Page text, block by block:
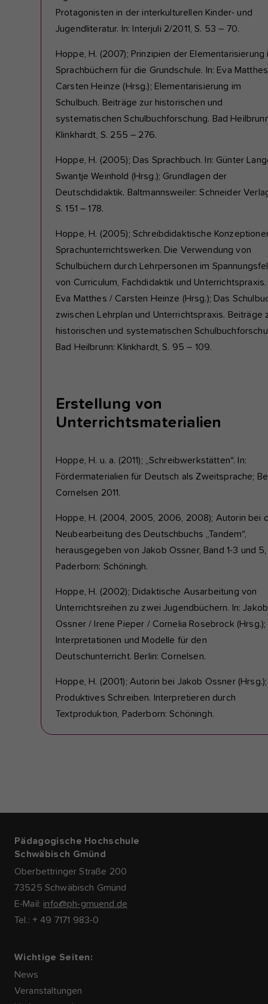
Protagonisten in der interkulturellen Kinder- und
Jugendliteratur. In: Interjuli 2/2011, S. 53 – 70.
Hoppe, H. (2007); Prinzipien der Elementarisierung
Sprachbüchern für die Grundschule. In: Eva
Carsten Heinze (Hrsg.); Elementarisierung im
Schulbuch. Beiträge zur historischen und
systematischen Schulbuchforschung. Bad
Klinkhardt, S. 255 – 276.
Hoppe, H. (2005); Das Sprachbuch. In: Günter
Swantje Weinhold (Hrsg.); Grundlagen der
Deutschdidaktik. Baltmannsweiler: Schneider
S. 151 – 178.
Hoppe, H. (2005); Schreibdidaktische
Sprachunterrichtswerken. Die Verwendung von
Schulbüchern durch Lehrpersonen im
von Curriculum, Fachdidaktik und Unterrichtspraxis.
Eva Matthes / Carsten Heinze (Hrsg.); Das
zwischen Lehrplan und Unterrichtspraxis. Beiträge
historischen und systematischen
Bad Heilbrunn: Klinkhardt, S. 95 – 109.
Erstellung von
Unterrichtsmaterialien
Hoppe, H. u. a. (2011); „Schreibwerkstätten“. In:
Fördermaterialien für Deutsch als Zweitsprache;
Cornelsen 2011.
Hoppe, H. (2004, 2005, 2006, 2008); Autorin bei
Neubearbeitung des Deutschbuchs „Tandem“,
herausgegeben von Jakob Ossner, Band 1-3 und 5,
Paderborn: Schöningh.
Hoppe, H. (2002); Didaktische Ausarbeitung von
Unterrichtsreihen zu zwei Jugendbüchern. In: Jakob
Ossner / Irene Pieper / Cornelia Rosebrock (Hrsg.);
Interpretationen und Modelle für den
Deutschunterricht. Berlin: Cornelsen.
Hoppe, H. (2001); Autorin bei Jakob Ossner (Hrsg.);
Produktives Schreiben. Interpretieren durch
Textproduktion, Paderborn: Schöningh.
Pädagogische Hochschule
Schwäbisch Gmünd
Oberbettringer Straße 200
73525 Schwäbisch Gmünd
E-Mail: info@ph-gmuend.de
Tel.: + 49 7171 983-0
Wichtige Seiten:
News
Veranstaltungen